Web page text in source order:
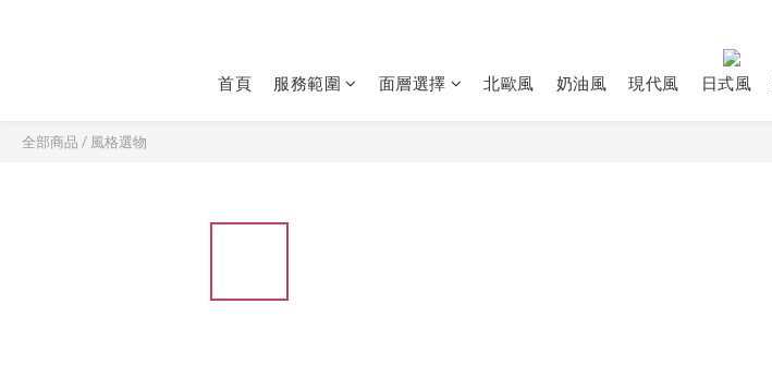
首頁 服務範圍 面層選擇 北歐風 奶油風 現代風 日式風
全部商品 / 風格選物